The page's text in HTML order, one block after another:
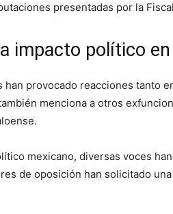
presentadas por la
impacto político
han provocado reacciones tanto
menciona a otros
mexicano, diversas voces
de oposición han solicitado